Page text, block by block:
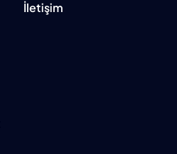
İletişim